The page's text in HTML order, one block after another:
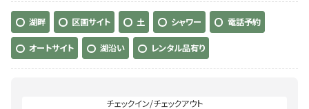
湖畔 区画サイト 土 シャワー 電話予約
オートサイト 湖沿い レンタル品有り